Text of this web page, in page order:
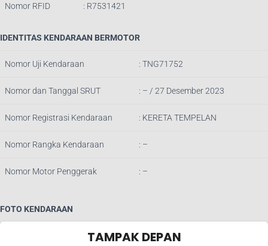
Nomor RFID : R7531421
IDENTITAS KENDARAAN BERMOTOR
Nomor Uji Kendaraan : TNG71752
Nomor dan Tanggal SRUT : – / 27 Desember 2023
Nomor Registrasi Kendaraan : KERETA TEMPELAN
Nomor Rangka Kendaraan : –
Nomor Motor Penggerak : –
FOTO KENDARAAN
TAMPAK DEPAN